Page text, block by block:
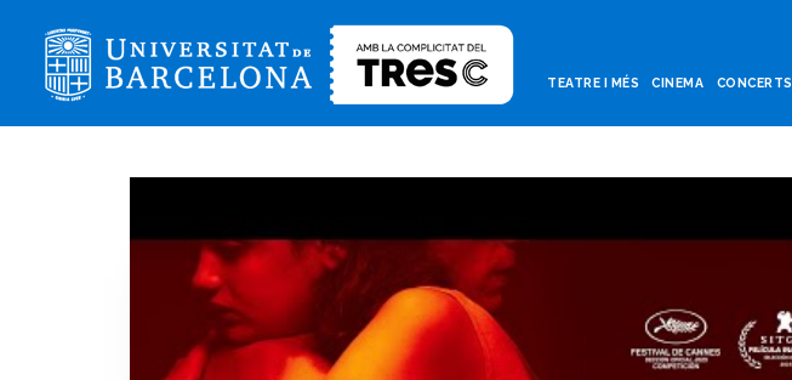
TEATRE I MÉS CINEMA CONCERTS